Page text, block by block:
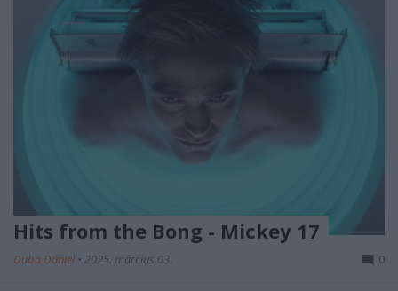
Hits from the Bong - Mickey 17
Duba Dániel • 2025. március 03. 0